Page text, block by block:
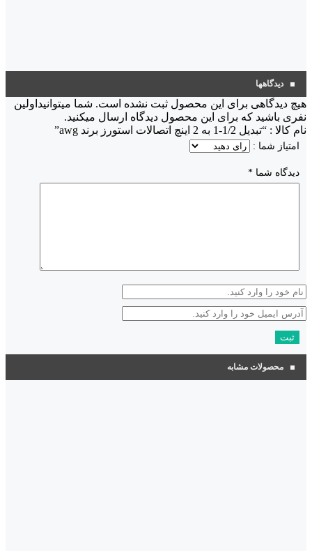
دیدگاهها
هیچ دیدگاهی برای این محصول ثبت نشده است. شما میتوانیداولین
نفری باشید که برای این محصول دیدگاه ارسال میکنید.
نام کالا : “تبدیل 1/2-1 به 2 اینچ اتصالات استورز برند awg”
امتیاز شما :
دیدگاه شما *
محصولات مشابه